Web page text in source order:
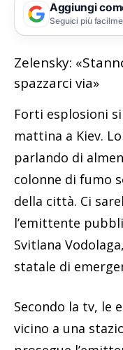
Aggiungi
Seguici più
Zelensky:
spazzarci via»
Forti esplosioni
mattina a Kiev.
parlando di
colonne di fumo
della città. Ci
l’emittente
Svitlana
statale di
Secondo la tv, le
vicino a una